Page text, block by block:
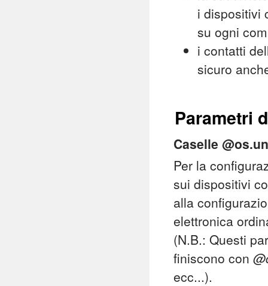
i dispositivi
su ogni
i contatti
sicuro
Parametri
Caselle
Per la
sui dispositivi
alla
elettronica
(N.B.: Questi
finiscono con
ecc...).